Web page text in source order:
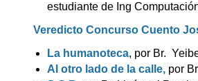
estudiante de Ing
Veredicto Concurso Cuento
La humanoteca, por Br.
Al otro lado de la calle, por